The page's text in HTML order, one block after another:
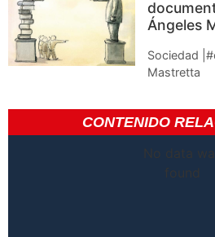
Ángeles
Sociedad
Mastretta
CONTENIDO
No data was
found